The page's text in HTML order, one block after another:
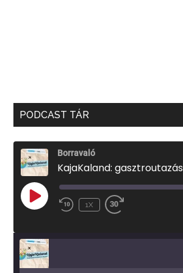
PODCAST TÁR
Borravaló
KajaKaland:
PLAY
EPISODE
1X